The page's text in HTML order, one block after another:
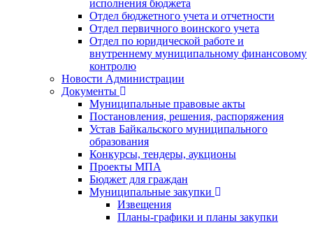
исполнения бюджета
Отдел бюджетного учета и отчетности
Отдел первичного воинского учета
Отдел по юридической работе и
внутреннему муниципальному финансовому
контролю
Новости Администрации
Документы
Муниципальные правовые акты
Постановления, решения, распоряжения
Устав Байкальского муниципального
образования
Конкурсы, тендеры, аукционы
Проекты МПА
Бюджет для граждан
Муниципальные закупки
Извещения
Планы-графики и планы закупки